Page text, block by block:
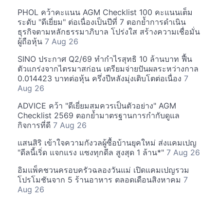
PHOL คว้าคะแนน AGM Checklist 100 คะแนนเต็ม
ระดับ "ดีเยี่ยม" ต่อเนื่องเป็นปีที่ 7 ตอกย้ำการดำเนิน
ธุรกิจตามหลักธรรมาภิบาล โปร่งใส สร้างความเชื่อมั่น
ผู้ถือหุ้น 7 Aug 26
SINO ประกาศ Q2/69 ทำกำไรสุทธิ 10 ล้านบาท ฟื้น
ตัวแกร่งจากไตรมาสก่อน เตรียมจ่ายปันผลระหว่างกาล
0.014423 บาทต่อหุ้น ครึ่งปีหลังมุ่งเติบโตต่อเนื่อง 7
Aug 26
ADVICE คว้า "ดีเยี่ยมสมควรเป็นตัวอย่าง" AGM
Checklist 2569 ตอกย้ำมาตรฐานการกำกับดูแล
กิจการที่ดี 7 Aug 26
แสนสิริ เข้าใจความกังวลผู้ซื้อบ้านยุคใหม่ ส่งแคมเปญ
"ดีลนี้เริ่ด แจกแรง แซงทุกดีล สูงสุด 1 ล้าน*" 7 Aug 26
อิมแพ็คชวนครอบครัวฉลองวันแม่ เปิดแคมเปญรวม
โปรโมชันจาก 5 ร้านอาหาร ตลอดเดือนสิงหาคม 7
Aug 26